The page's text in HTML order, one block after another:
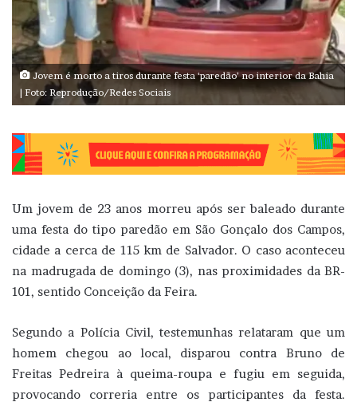
Jovem é morto a tiros durante festa ‘paredão’ no interior da Bahia
| Foto: Reprodução/Redes Sociais
Um jovem de 23 anos morreu após ser baleado durante
uma festa do tipo paredão em São Gonçalo dos Campos,
cidade a cerca de 115 km de Salvador. O caso aconteceu
na madrugada de domingo (3), nas proximidades da BR-
101, sentido Conceição da Feira.
Segundo a Polícia Civil, testemunhas relataram que um
homem chegou ao local, disparou contra Bruno de
Freitas Pedreira à queima-roupa e fugiu em seguida,
provocando correria entre os participantes da festa.